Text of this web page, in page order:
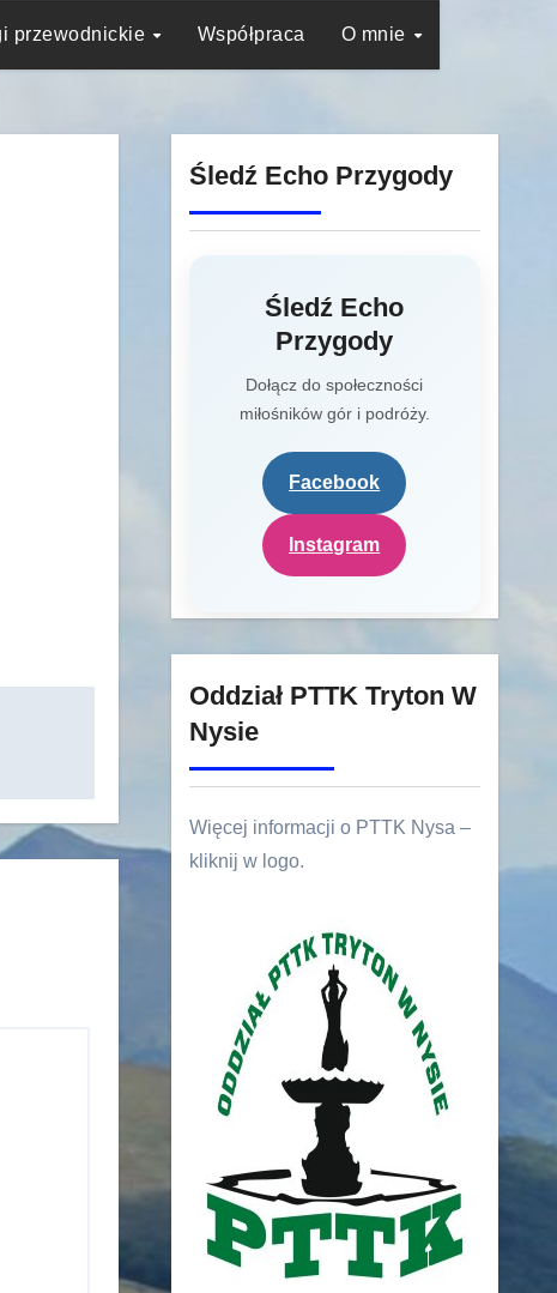
przewodnickie Współpraca O mnie
Śledź Echo Przygody
Śledź Echo
Przygody
Dołącz do społeczności
miłośników gór i podróży.
Facebook
Instagram
Oddział PTTK Tryton W
Nysie
Więcej informacji o PTTK Nysa –
kliknij w logo.